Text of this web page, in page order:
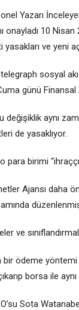
Yazarı
onayladı 10
ve yeni
sosyal
günü
değişiklik aynı
de yasaklıyor.
birimi
Ajansı daha
ve
ödeme
borsa ile aynı
Sota